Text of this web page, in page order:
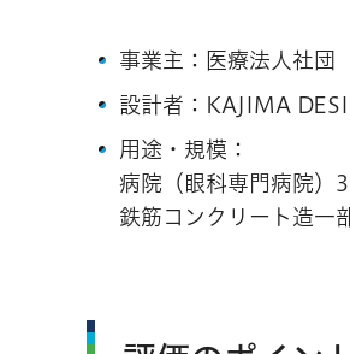
事業主：医療法人社
設計者：KAJIMA
用途・規模：
病院（眼科専門病院）
鉄筋コンクリート造一